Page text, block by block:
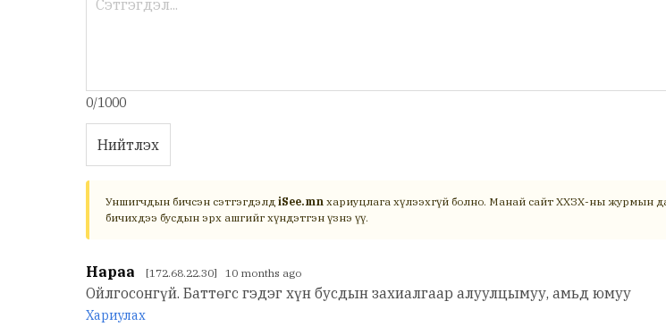
0/1000
Нийтлэх
Уншигчдын бичсэн сэтгэгдэлд iSee.mn хариуцлага хүлээхгүй болно. Манай сайт ХХЗХ-ны журмын
бичихдээ бусдын эрх ашгийг хүндэтгэн үзнэ үү.
Нараа [172.68.22.30] 10 months ago
Ойлгосонгүй. Баттөгс гэдэг хүн бусдын захиалгаар алуулцымуу, амьд юмуу
Хариулах